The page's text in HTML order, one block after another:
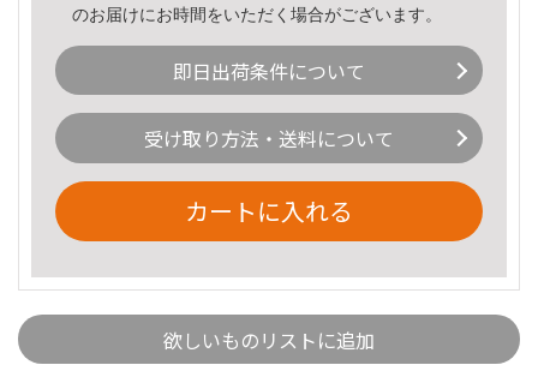
のお届けにお時間をいただく場合がございます。
即日出荷条件について
受け取り方法・送料について
カートに入れる
欲しいものリストに追加